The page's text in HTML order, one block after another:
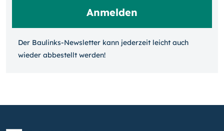
Der Baulinks-Newsletter kann jeder­zeit leicht auch
wieder ab­bestellt werden!